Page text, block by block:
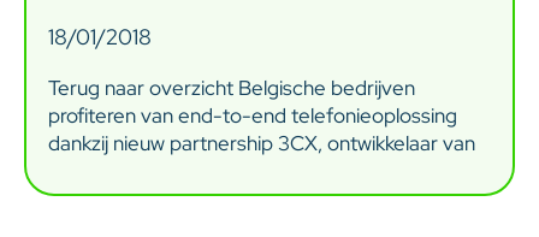
18/01/2018
Terug naar overzicht Belgische bedrijven
profiteren van end-to-end telefonieoplossing
dankzij nieuw partnership 3CX, ontwikkelaar van